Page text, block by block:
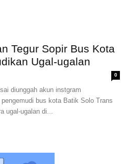
Tegur Sopir Bus Kota
Ugal-ugalan
0
diunggah akun instgram
bus kota Batik Solo Trans
ugal-ugalan di...